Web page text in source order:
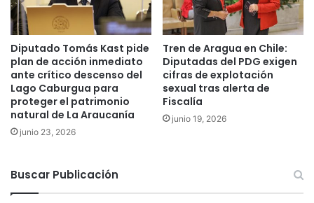
r
o
l
o
n
g
a
d
o
c
t
e
Diputado Tomás Kast pide
plan de acción inmediato
ante crítico descenso del
Lago Caburgua para
proteger el patrimonio
natural de La Araucanía
junio 23, 2026
Tren de Aragua en Chile:
Diputadas del PDG exigen
cifras de explotación
sexual tras alerta de
Fiscalía
junio 19, 2026
Buscar Publicación